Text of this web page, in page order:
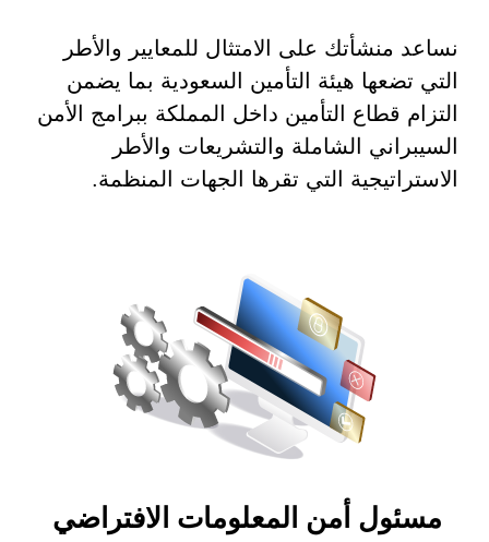
نساعد منشأتك على الامتثال للمعايير والأطر
التي تضعها هيئة التأمين السعودية بما يضمن
التزام قطاع التأمين داخل المملكة ببرامج الأمن
السيبراني الشاملة والتشريعات والأطر
الاستراتيجية التي تقرها الجهات المنظمة.
مسئول أمن المعلومات الافتراضي